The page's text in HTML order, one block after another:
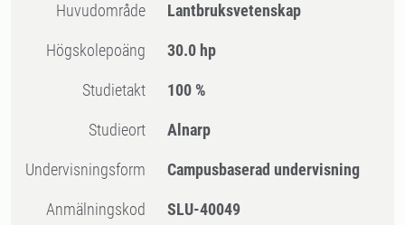
Huvudområde Lantbruksvetenskap
högskolepoäng 30.0 hp
Studietakt 100 %
Studieort Alnarp
Undervisningsform Campusbaserad undervisning
Anmälningskod SLU-40049